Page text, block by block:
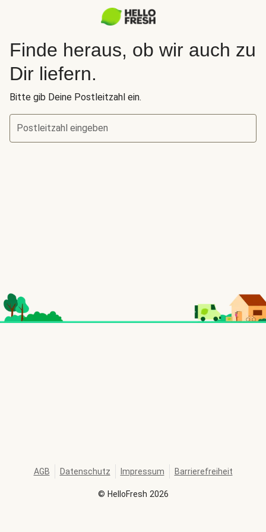
Finde heraus, ob wir auch zu
Dir liefern.
Bitte gib Deine Postleitzahl ein.
Postleitzahl eingeben
© HelloFresh 2026
AGB Datenschutz Impressum Barrierefreiheit